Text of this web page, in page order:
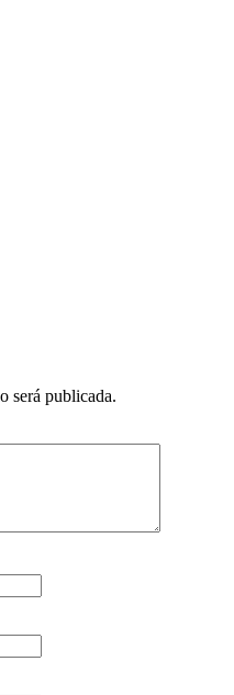
será publicada.